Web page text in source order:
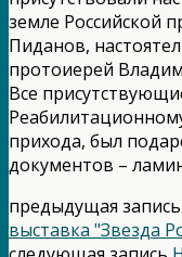
земле Российской
Пиданов,
протоиерей
Все
прихода, был
документов –
предыдущая запись
выставка "Звезда